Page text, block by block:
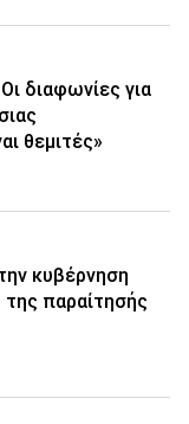
διαφωνίες για
θεμιτές»
κυβέρνηση
παραίτησής